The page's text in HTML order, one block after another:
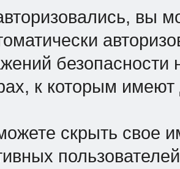
вы
к которым имеют
скрыть свое